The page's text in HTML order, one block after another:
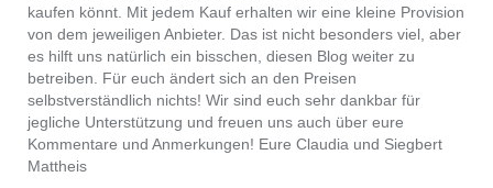
kaufen könnt. Mit jedem Kauf erhalten wir eine kleine Provision
von dem jeweiligen Anbieter. Das ist nicht besonders viel, aber
es hilft uns natürlich ein bisschen, diesen Blog weiter zu
betreiben. Für euch ändert sich an den Preisen
selbstverständlich nichts! Wir sind euch sehr dankbar für
jegliche Unterstützung und freuen uns auch über eure
Kommentare und Anmerkungen! Eure Claudia und Siegbert
Mattheis